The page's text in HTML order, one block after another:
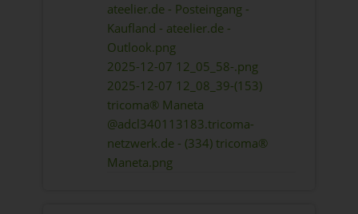
ateelier.de - Posteingang -
Kaufland - ateelier.de -
Outlook.png
2025-12-07 12_05_58-.png
2025-12-07 12_08_39-(153)
tricoma® Maneta
@adcl340113183.tricoma-
netzwerk.de - (334) tricoma®
Maneta.png